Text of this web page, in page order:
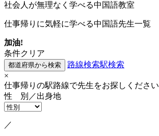
社会人が無理なく学べる中国語教室
仕事帰りに気軽に学べる中国語先生一覧
加油!
条件クリア
路線検索駅検索
×
仕事帰りの駅路線で先生をお探しください
性 別／出身地
／